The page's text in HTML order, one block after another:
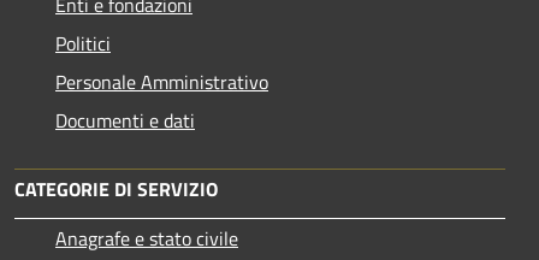
Politici
Personale Amministrativo
Documenti e dati
CATEGORIE DI SERVIZIO
Anagrafe e stato civile